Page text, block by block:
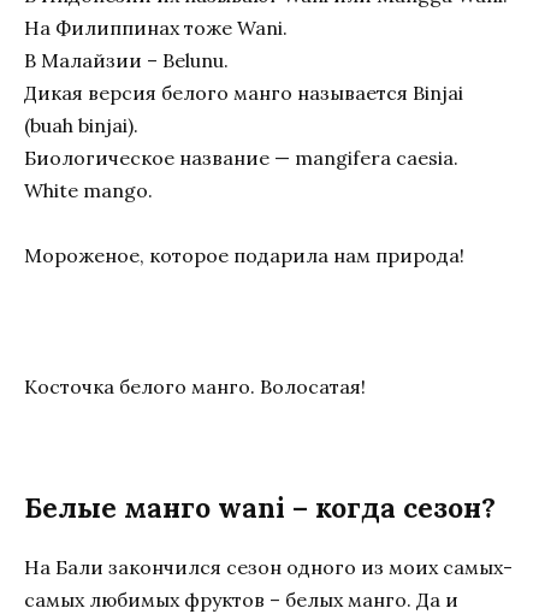
На Филиппинах тоже Wani.
В Малайзии – Belunu.
Дикая версия белого манго называется Binjai
(buah binjai).
Биологическое название — mangifera caesia.
White mango.
Мороженое, которое подарила нам природа!
Косточка белого манго. Волосатая!
Белые манго wani – когда сезон?
На Бали закончился сезон одного из моих самых-
самых любимых фруктов – белых манго. Да и